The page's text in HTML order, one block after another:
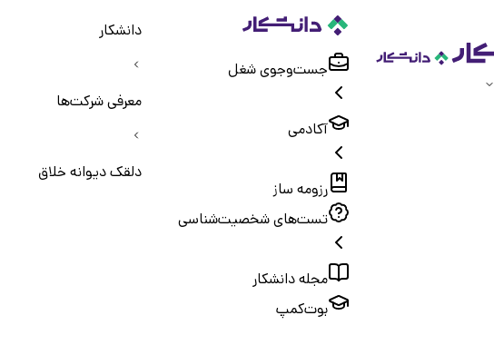
جست‌و‌جوی شغل
آکادمی
رزومه ساز
تست‌های شخصیت‌شناسی
مجله دانشکار
بوت‌کمپ
دانشکار
معرفی شرکت‌ها
دلقک دیوانه خلاق